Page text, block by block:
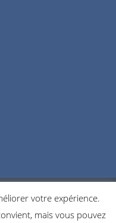
COOKIES
votre expérience.
mais vous pouvez